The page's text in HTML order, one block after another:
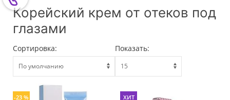
Корейский крем от отеков под
глазами
Сортировка: Показать:
-23 %
ХИТ